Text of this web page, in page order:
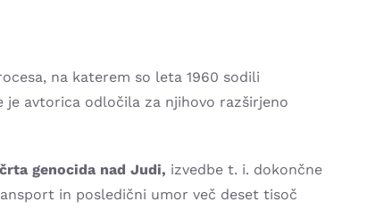
na katerem so leta 1960 sodili
je avtorica odločila za njihovo razširjeno
genocida nad Judi, izvedbe t. i. dokončne
in posledični umor več deset tisoč